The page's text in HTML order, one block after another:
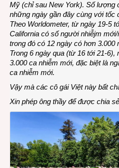
Mỹ (chỉ sau New York). Số lượng
những ngày gần đây cùng với tốc
Theo Worldometer, từ ngày 19-5
California có số người nhiễjm
trong đó có 12 ngày có hơn 3.000
Trong 6 ngày qua (từ 16 tới 21-
3.000 ca nhiễm mới, đặc biệt là
ca nhiễm mới.
Vậy mà các cô gái Việt này bất
Xin phép ông thầy để được chia